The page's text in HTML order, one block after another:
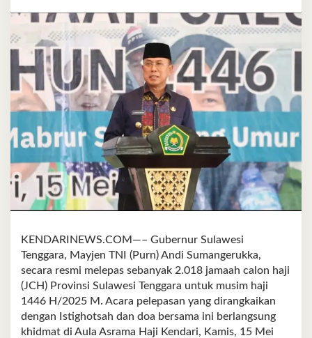
Saku
dan
Jamin
Biaya
Pengobatan
KENDARINEWS.COM—– Gubernur Sulawesi
Tenggara, Mayjen TNI (Purn) Andi Sumangerukka,
secara resmi melepas sebanyak 2.018 jamaah calon haji
(JCH) Provinsi Sulawesi Tenggara untuk musim haji
1446 H/2025 M. Acara pelepasan yang dirangkaikan
dengan Istighotsah dan doa bersama ini berlangsung
khidmat di Aula Asrama Haji Kendari, Kamis, 15 Mei